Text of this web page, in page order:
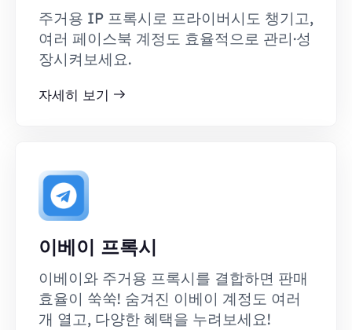
주거용 IP 프록시로 프라이버시도 챙기고,
여러 페이스북 계정도 효율적으로 관리·성
장시켜보세요.
자세히 보기
이베이 프록시
이베이와 주거용 프록시를 결합하면 판매
효율이 쑥쑥! 숨겨진 이베이 계정도 여러
개 열고, 다양한 혜택을 누려보세요!